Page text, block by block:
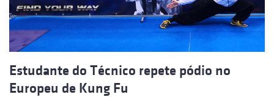
Estudante do Técnico repete pódio no
Europeu de Kung Fu